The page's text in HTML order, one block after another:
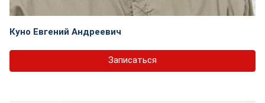
Куно Евгений Андреевич
Записаться